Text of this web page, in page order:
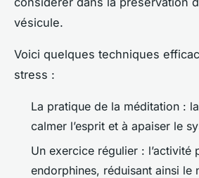
vésicule.
Voici quelques techniques
stress :
La pratique de la méditation :
calmer l’esprit et à apaiser le
Un exercice régulier : l’activité
endorphines, réduisant ainsi le